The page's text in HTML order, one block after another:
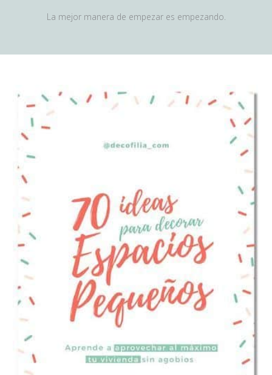
La mejor manera de empezar es empezando.